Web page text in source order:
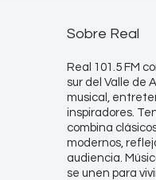
Sobre Real
Real 101.5 FM
sur del Valle de
musical,
inspiradores.
combina
modernos,
audiencia.
se unen para